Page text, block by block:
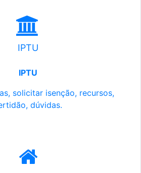
IPTU
IPTU
solicitar isenção, recursos,
dúvidas.